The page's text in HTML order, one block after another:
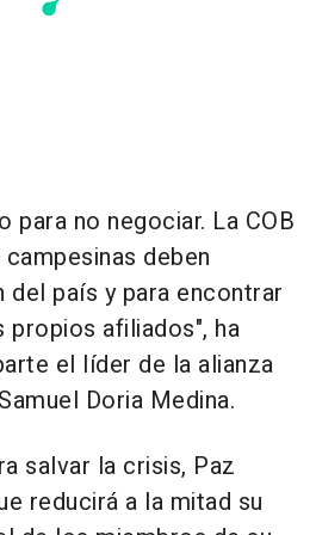
para no negociar. La COB
deben
país y para encontrar
propios afiliados", ha
el líder de la alianza
Doria Medina.
salvar la crisis, Paz
reducirá a la mitad su